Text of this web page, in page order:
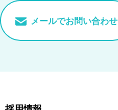
メールでお問い合わせ